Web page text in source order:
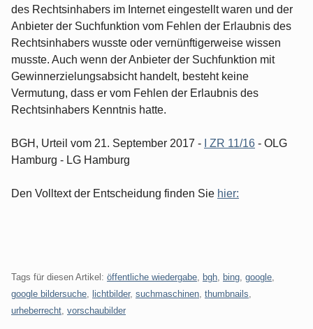
des Rechtsinhabers im Internet eingestellt waren und der
Anbieter der Suchfunktion vom Fehlen der Erlaubnis des
Rechtsinhabers wusste oder vernünftigerweise wissen
musste. Auch wenn der Anbieter der Suchfunktion mit
Gewinnerzielungsabsicht handelt, besteht keine
Vermutung, dass er vom Fehlen der Erlaubnis des
Rechtsinhabers Kenntnis hatte.
BGH, Urteil vom 21. September 2017 - I ZR 11/16 - OLG
Hamburg - LG Hamburg
Den Volltext der Entscheidung finden Sie hier:
Tags für diesen Artikel: öffentliche wiedergabe bgh bing google
google bildersuche
lichtbilder, suchmaschinen thumbnails
urheberrecht vorschaubilder